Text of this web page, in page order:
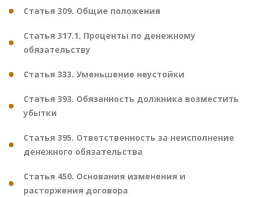
Статья 309. Общие положения
Статья 317.1. Проценты по денежному
обязательству
Статья 333. Уменьшение неустойки
Статья 393. Обязанность должника возместить
убытки
Статья 395. Ответственность за неисполнение
денежного обязательства
Статья 450. Основания изменения и
расторжения договора